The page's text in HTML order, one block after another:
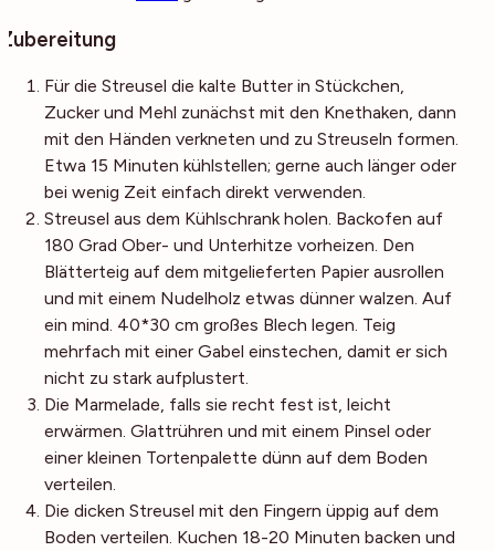
Zubereitung
Für die Streusel die kalte Butter in Stückchen,
Zucker und Mehl zunächst mit den Knethaken, dann
mit den Händen verkneten und zu Streuseln formen.
Etwa 15 Minuten kühlstellen; gerne auch länger oder
bei wenig Zeit einfach direkt verwenden.
Streusel aus dem Kühlschrank holen. Backofen auf
180 Grad Ober- und Unterhitze vorheizen. Den
Blätterteig auf dem mitgelieferten Papier ausrollen
und mit einem Nudelholz etwas dünner walzen. Auf
ein mind. 40*30 cm großes Blech legen. Teig
mehrfach mit einer Gabel einstechen, damit er sich
nicht zu stark aufplustert.
Die Marmelade, falls sie recht fest ist, leicht
erwärmen. Glattrühren und mit einem Pinsel oder
einer kleinen Tortenpalette dünn auf dem Boden
verteilen.
Die dicken Streusel mit den Fingern üppig auf dem
Boden verteilen. Kuchen 18-20 Minuten backen und